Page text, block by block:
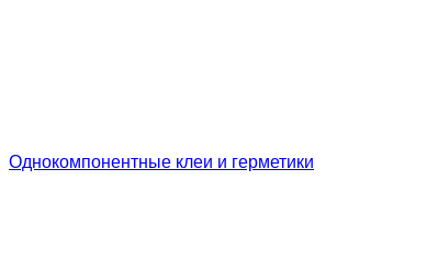
Однокомпонентные клеи и герметики